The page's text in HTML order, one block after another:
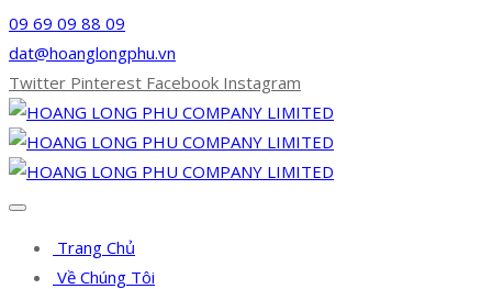
09 69 09 88 09
dat@hoanglongphu.vn
Twitter Pinterest Facebook Instagram
Trang Chủ
Về Chúng Tôi